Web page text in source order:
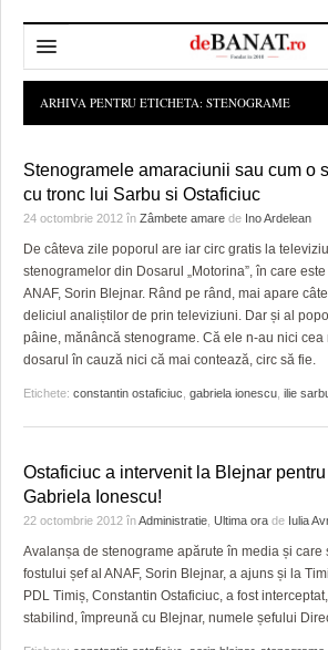
POLITICA DE COOKIES
POLITICA DE CONFIDENȚIALITATE
CONSILIUL JUDEŢEAN TIMIŞ
PREFECTURA TIMIŞ
POLITICĂ
POLITICA
SPORT
POLI TIMISOARA
FOTBAL JUDETEAN
ALTE SPORTURI
OPINII
DOSARELE DEBANAT
ETICA LUCIDITĂȚII ASISTATE
GRĂDINA TAICII DOMNULUI
ZIARISTU’ DE TERASĂ
CU OIŞTEA-N KIERKEGAARD
TIMP LIBER ȘI CULTURĂ
TIMP LIBER
CRONICĂ DE FILM
UNDE MERGEM
FILME DOCUMENTARE
ECONOMIC
ACCIDENTE
ANUNŢURI
INFO SI UTILE
ARHIVA PENTRU ETICHETA: STENOGRAME
Stenogramele amaraciunii sau cum o
cu tronc lui Sarbu si Ostaficiuc
24 octombrie 2012 în Zâmbete amare de Ino Ardelean
De câteva zile poporul are iar circ gratis la
stenogramelor din Dosarul „Motorina”, în care
ANAF, Sorin Blejnar. Rând pe rând, mai apare
deliciul analiștilor de prin televiziuni. Dar și al
pâine, mănâncă stenograme. Că ele n-au nici cea
dosarul în cauză nici că mai contează, circ să fie.
Etichete: constantin ostaficiuc gabriela ionescu ilie
Ostaficiuc a intervenit la Blejnar
Gabriela Ionescu!
22 octombrie 2012 înAdministratie Ultima ora de Iulia
Avalanșa de stenograme apărute în media și care
fostului șef al ANAF, Sorin Blejnar, a ajuns și la
PDL Timiș, Constantin Ostaficiuc, a fost
stabilind, împreună cu Blejnar, numele șefului